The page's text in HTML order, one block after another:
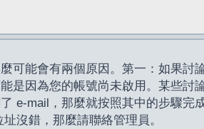
可能會有兩個原因。第一：如果
是因為您的帳號尚未啟用。某些
e-mail，那麼就按照其中的步驟
沒錯，那麼請聯絡管理員。